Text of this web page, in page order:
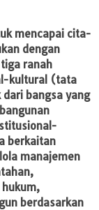
mencapai cita-
dengan
ranah
kultural (tata
bangsa yang
berkaitan
manajemen
berdasarkan